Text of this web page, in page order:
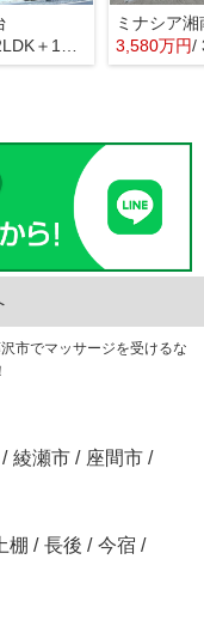
＋1S(納戸) 3,580万円/
市でマッサージを受けるな
/ 綾瀬市 / 座間市 /
棚 / 長後 / 今宿 /